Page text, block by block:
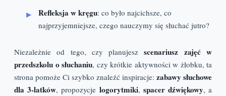
Refleksja w kręgu: co było najcichsze, co
najprzyjemniejsze, czego nauczymy się słuchać jutro?
Niezależnie od tego, czy planujeszscenariusz zajęć w
przedszkolu o słuchaniu, czy krótkie aktywności w żłobku, ta
strona pomoże Ci szybko znaleźć inspiracje: zabawy słuchowe
dla 3-latków, propozycje logorytmiki, spacer dźwiękowy, a